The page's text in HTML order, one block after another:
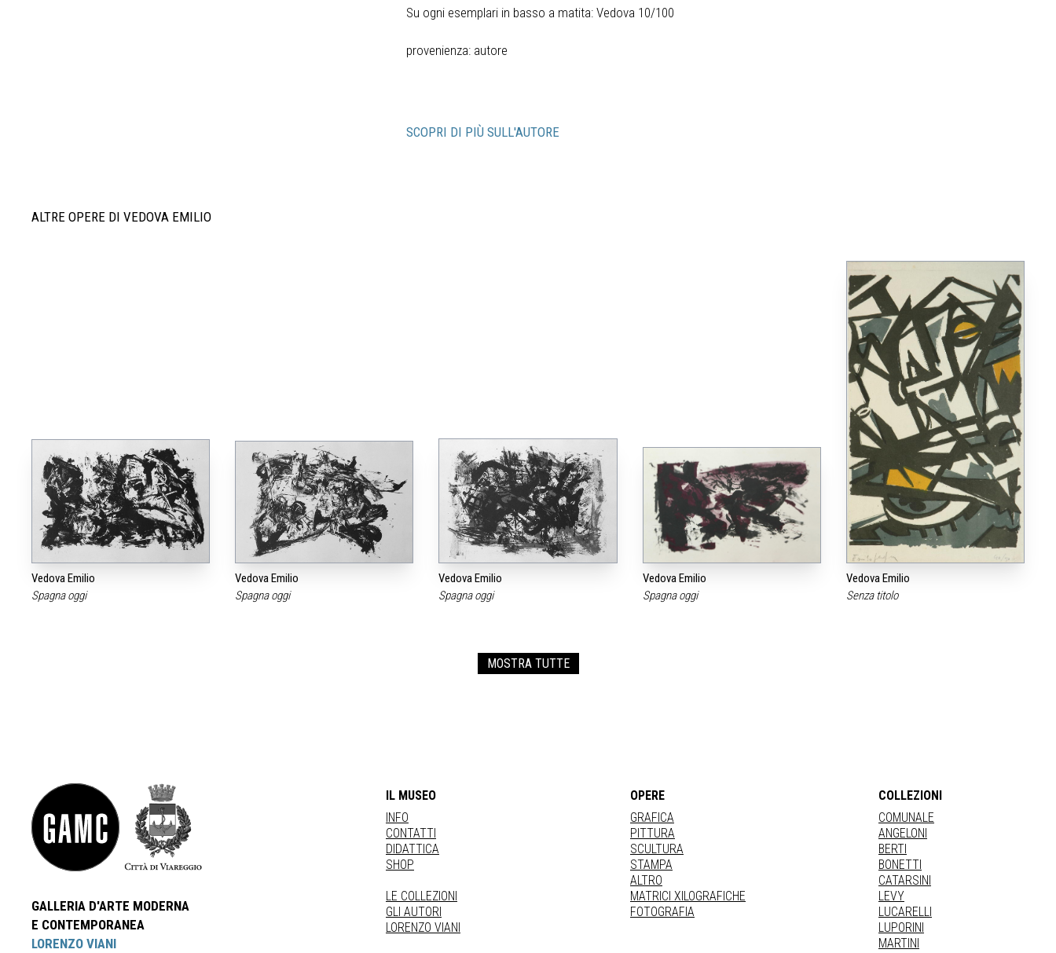
Su ogni esemplari in basso a matita: Vedova 10/100
provenienza: autore
SCOPRI DI PIÙ SULL'AUTORE
ALTRE OPERE DI VEDOVA EMILIO
Vedova Emilio
Spagna oggi
Vedova Emilio
Spagna oggi
Vedova Emilio
Spagna oggi
Vedova Emilio
Spagna oggi
Vedova Emilio
Senza titolo
MOSTRA TUTTE
GALLERIA D'ARTE MODERNA
E CONTEMPORANEA
LORENZO VIANI
IL MUSEO
INFO
CONTATTI
DIDATTICA
SHOP
LE COLLEZIONI
GLI AUTORI
LORENZO VIANI
OPERE
GRAFICA
PITTURA
SCULTURA
STAMPA
ALTRO
MATRICI XILOGRAFICHE
FOTOGRAFIA
COLLEZIONI
COMUNALE
ANGELONI
BERTI
BONETTI
CATARSINI
LEVY
LUCARELLI
LUPORINI
MARTINI